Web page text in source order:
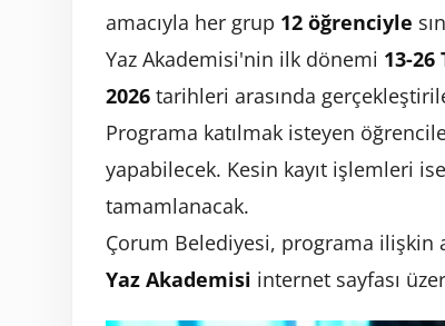
amacıyla her grup 12 öğrenciyle
Yaz Akademisi'nin ilk dönemi 13-26
2026 tarihleri arasında
Programa katılmak isteyen
yapabilecek. Kesin kayıt işlemleri ise
tamamlanacak.
Çorum Belediyesi, programa ilişkin
Yaz Akademisi internet sayfası